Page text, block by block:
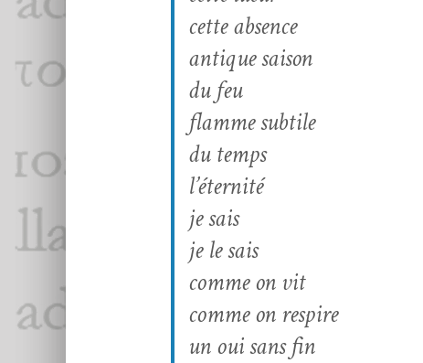
cette absence
antique saison
du feu
flamme subtile
du temps
l’éternité
je sais
je le sais
comme on vit
comme on respire
un oui sans fin